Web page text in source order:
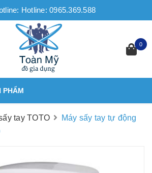
Hotline: 0965.369.588
0
PHẨM
tay TOTO
Máy sấy tay tự động